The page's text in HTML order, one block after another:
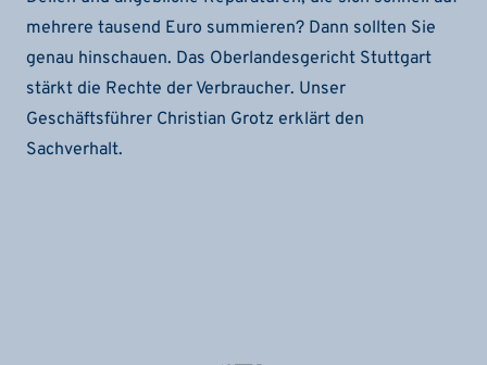
mehrere tausend Euro summieren? Dann sollten Sie
genau hinschauen. Das Oberlandesgericht Stuttgart
stärkt die Rechte der Verbraucher. Unser
Geschäftsführer Christian Grotz erklärt den
Sachverhalt.